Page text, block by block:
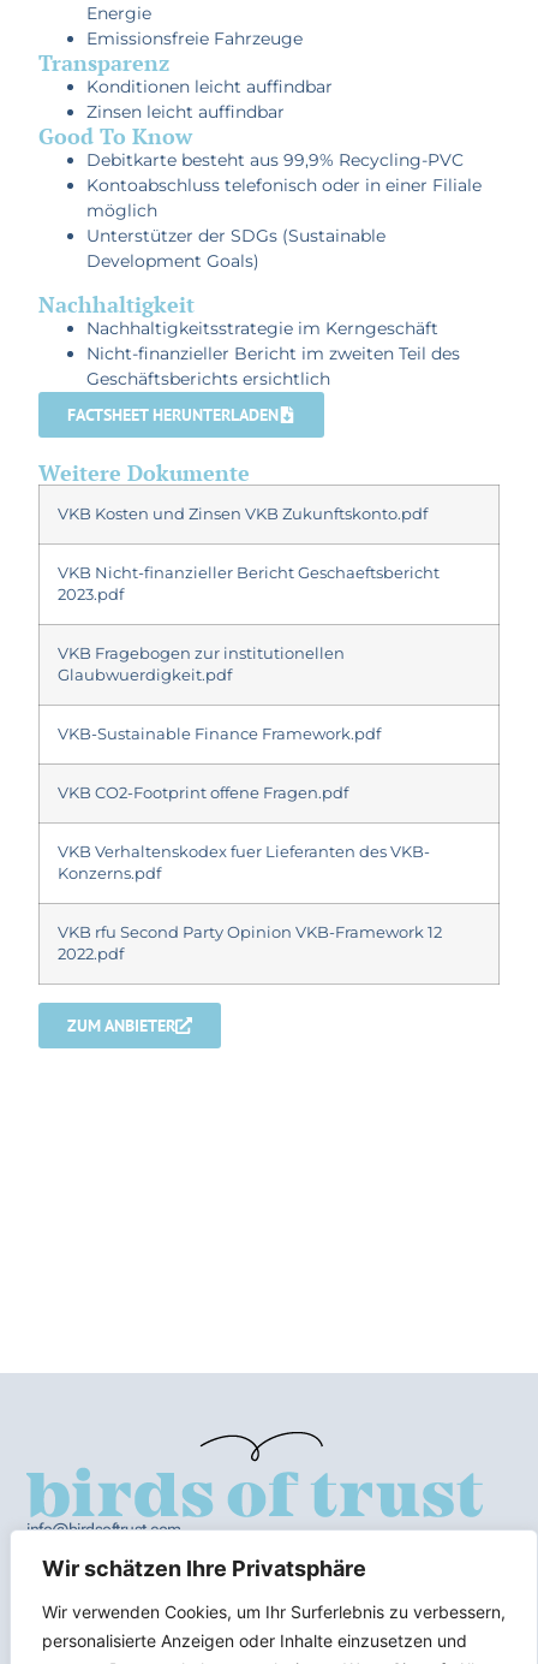
Wir schätzen Ihre Privatsphäre
Wir verwenden Cookies, um Ihr Surferlebnis zu verbessern,
personalisierte Anzeigen oder Inhalte einzusetzen und
Energie
Emissionsfreie Fahrzeuge
Transparenz
Konditionen leicht auffindbar
Zinsen leicht auffindbar
Good To Know
Debitkarte besteht aus 99,9% Recycling-PVC
Kontoabschluss telefonisch oder in einer Filiale
möglich
Unterstützer der SDGs (Sustainable
Development Goals)
Nachhaltigkeit
Nachhaltigkeitsstrategie im Kerngeschäft
Nicht-finanzieller Bericht im zweiten Teil des
Geschäftsberichts ersichtlich
FACTSHEET HERUNTERLADEN
Weitere Dokumente
VKB Kosten und Zinsen VKB Zukunftskonto.pdf
VKB Nicht-finanzieller Bericht Geschaeftsbericht
2023.pdf
VKB Fragebogen zur institutionellen
Glaubwuerdigkeit.pdf
VKB-Sustainable Finance Framework.pdf
VKB CO2-Footprint offene Fragen.pdf
VKB Verhaltenskodex fuer Lieferanten des VKB-
Konzerns.pdf
VKB rfu Second Party Opinion VKB-Framework 12
2022.pdf
ZUM ANBIETER
info@birdsoftrust.com
AGB
DSGVO